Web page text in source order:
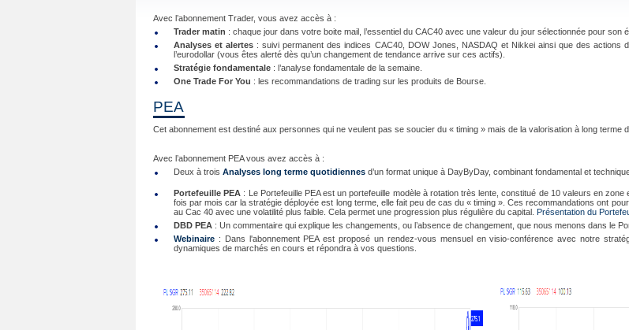
Avec l’abonnement Trader, vous avez accès à :
Trader matin : chaque jour dans votre boite mail, l’essentiel du CAC40 avec une valeur du jour sélectionnée pour son
Analyses et alertes : suivi permanent des indices CAC40, DOW Jones, NASDAQ et Nikkei ainsi que des actions
l’eurodollar (vous êtes alerté dès qu’un changement de tendance arrive sur ces actifs).
Stratégie fondamentale : l’analyse fondamentale de la semaine.
One Trade For You : les recommandations de trading sur les produits de Bourse.
PEA
Cet abonnement est destiné aux personnes qui ne veulent pas se soucier du « timing » mais de la valorisation à long terme
Avec l’abonnement PEA vous avez accès à :
Deux à trois Analyses long terme quotidiennes d’un format unique à DayByDay, combinant fondamental et
Portefeuille PEA : Le Portefeuille PEA est un portefeuille modèle à rotation très lente, constitué de 10 valeurs en
fois par mois car la stratégie déployée est long terme, elle fait peu de cas du « timing ». Ces recommandations ont
au Cac 40 avec une volatilité plus faible. Cela permet une progression plus régulière du capital. Présentation du
DBD PEA : Un commentaire qui explique les changements, ou l’absence de changement, que nous menons dans le
Webinaire : Dans l'abonnement PEA est proposé un rendez-vous mensuel en visio-conférence avec notre
dynamiques de marchés en cours et répondra à vos questions.